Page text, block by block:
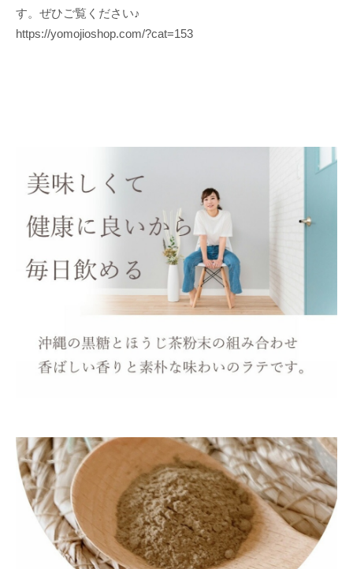
す。ぜひご覧ください♪
https://yomojioshop.com/?cat=153